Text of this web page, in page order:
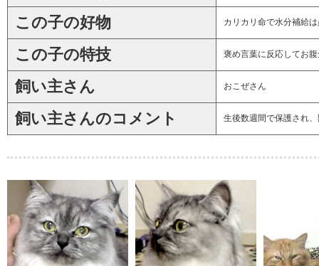
この子の好物 カリカリ命で水分補給
この子の特技 褒め言葉に反応してお
飼い主さん おこぜさん
飼い主さんのコメント 生後数週間で保護され